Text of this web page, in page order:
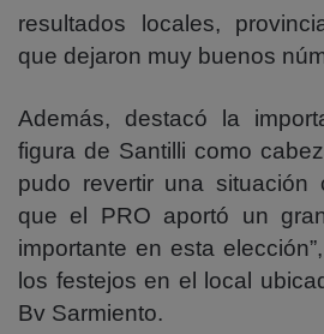
resultados locales,
que dejaron muy buenos
Además, destacó la
figura de Santilli como
pudo revertir una situación
que el PRO aportó un
importante en esta
los festejos en el local
Bv Sarmiento.